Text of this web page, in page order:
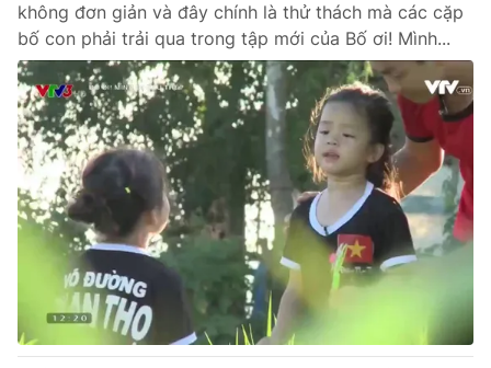
Video Shorts video
VTV Money VTV Thể thao
VTV Sức khoẻ Bất động sản
Thị trường 24h Tấm lòng Việt
VTV4 Vươn mình bằng AI
VTV9 VTV8
không đơn giản và đây chính là thử thách mà các cặp
bố con phải trải qua trong tập mới của Bố ơi! Mình...